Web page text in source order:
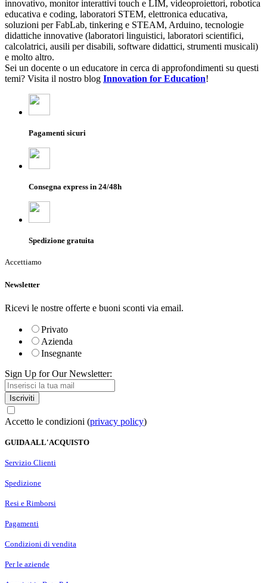
innovativo, monitor interattivi touch e LIM, videoproiettori, robotica
educativa e coding, laboratori STEM, elettronica educativa,
soluzioni per FabLab, tinkering e STEAM, Arduino, tecnologie
didattiche innovative (laboratori linguistici, laboratori scientifici,
calcolatrici, ausili per disabili, software didattici, strumenti musicali)
e molto altro.
Sei un docente o un educatore in cerca di approfondimenti su questi
temi? Visita il nostro blog Innovation for Education!
Pagamenti sicuri
Consegna express in 24/48h
Spedizione gratuita
Accettiamo
Newsletter
Ricevi le nostre offerte e buoni sconti via email.
Privato
Azienda
Insegnante
Sign Up for Our Newsletter:
Iscriviti
Accetto le condizioni (privacy policy)
GUIDA ALL'ACQUISTO
Servizio Clienti
Spedizione
Resi e Rimborsi
Pagamenti
Condizioni di vendita
Per le aziende